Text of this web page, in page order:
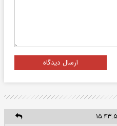
ارسال دیدگاه